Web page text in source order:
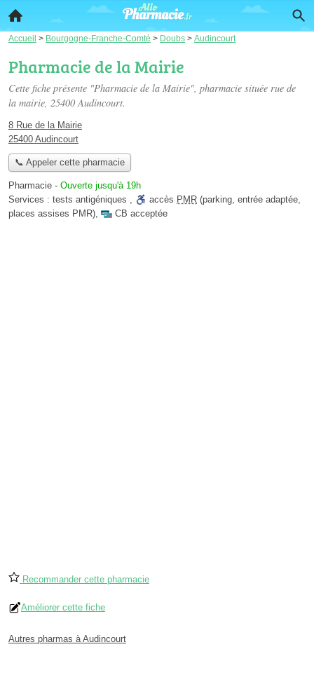
Accueil > Bourgogne-Franche-Comté > Doubs > Audincourt
Pharmacie de la Mairie
Cette fiche présente "Pharmacie de la Mairie", pharmacie située rue de
la mairie, 25400 Audincourt.
8 Rue de la Mairie
25400 Audincourt
📞 Appeler cette pharmacie
Pharmacie - Ouverte jusqu'à 19h
Services : tests antigéniques , accès PMR (parking, entrée adaptée,
places assises PMR), CB acceptée
Recommander cette pharmacie
Améliorer cette fiche
Autres pharmas à Audincourt